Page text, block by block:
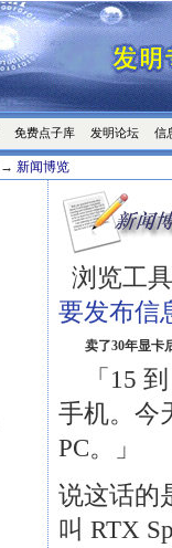
免费点子库 发明论坛 信
→ 新闻博览
浏览工
要发布信
卖了30年显卡
「15 到
手机。今
PC。」
说这话的
叫 RTX